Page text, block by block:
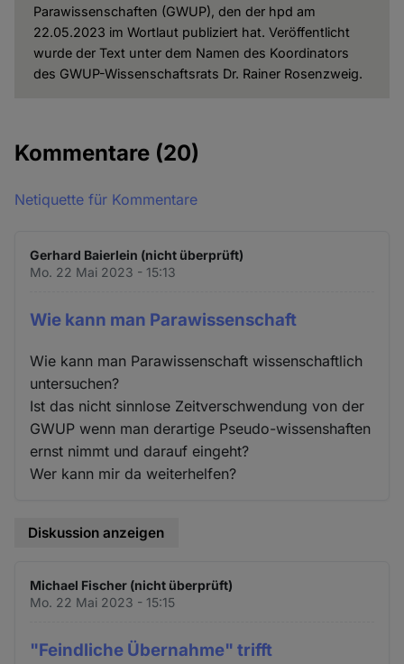
Parawissenschaften (GWUP), den der hpd am
22.05.2023 im Wortlaut publiziert hat. Veröffentlicht
wurde der Text unter dem Namen des Koordinators
des GWUP-Wissenschaftsrats Dr. Rainer Rosenzweig.
Kommentare (20)
Netiquette für Kommentare
Gerhard Baierlein (nicht überprüft)
Mo. 22 Mai 2023 - 15:13
Wie kann man Parawissenschaft
Wie kann man Parawissenschaft wissenschaftlich
untersuchen?
Ist das nicht sinnlose Zeitverschwendung von der
GWUP wenn man derartige Pseudo-wissenshaften
ernst nimmt und darauf eingeht?
Wer kann mir da weiterhelfen?
Diskussion anzeigen
Michael Fischer (nicht überprüft)
Mo. 22 Mai 2023 - 15:15
"Feindliche Übernahme" trifft